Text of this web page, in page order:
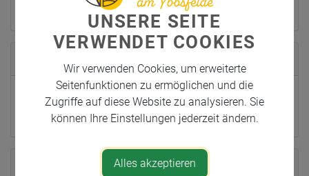
FR: 8:00 - 15:00
Pirkner Michael
UNSERE SEITE
VERWENDET COOKIES
Wir verwenden Cookies, um erweiterte
Seitenfunktionen zu ermöglichen und die
Zugriffe auf diese Website zu analysieren. Sie
können Ihre Einstellungen jederzeit ändern.
Alles akzeptieren